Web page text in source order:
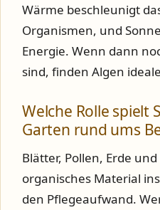
Wärme beschleunigt
Organismen, und
Energie. Wenn dann
sind, finden Algen
Welche Rolle spielt
Garten rund ums
Blätter, Pollen, Erde
organisches Material
den Pflegeaufwand.